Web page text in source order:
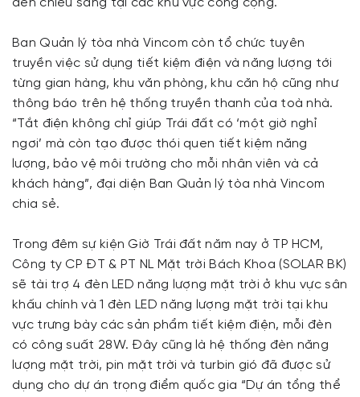
Ban Quản lý tòa nhà Vincom còn tổ chức tuyên
truyền việc sử dụng tiết kiệm điện và năng lượng tới
từng gian hàng, khu văn phòng, khu căn hộ cũng như
thông báo trên hệ thống truyền thanh của toà nhà.
“Tắt điện không chỉ giúp Trái đất có ‘một giờ nghỉ
ngơi’ mà còn tạo được thói quen tiết kiệm năng
lượng, bảo vệ môi trường cho mỗi nhân viên và cả
khách hàng”, đại diện Ban Quản lý tòa nhà Vincom
chia sẻ.
Trong đêm sự kiện Giờ Trái đất năm nay ở TP HCM,
Công ty CP ĐT & PT NL Mặt trời Bách Khoa (SOLAR BK)
sẽ tài trợ 4 đèn LED năng lượng mặt trời ở khu vực sân
khấu chính và 1 đèn LED năng lượng mặt trời tại khu
vực trưng bày các sản phẩm tiết kiệm điện, mỗi đèn
có công suất 28W. Đây cũng là hệ thống đèn năng
lượng mặt trời, pin mặt trời và turbin gió đã được sử
dụng cho dự án trọng điểm quốc gia “Dự án tổng thể